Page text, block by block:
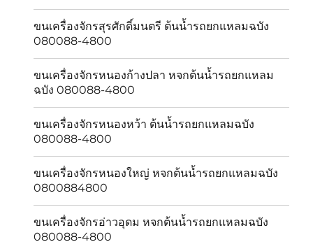
ขนเครื่องจักรสุรศักดิ์มนตรี ต้นน้ำรถยกแหลมฉบัง
080088-4800
ขนเครื่องจักรหนองก้างปลา หจกต้นน้ำรถยกแหลม
ฉบัง 080088-4800
ขนเครื่องจักรหนองหว้า ต้นน้ำรถยกแหลมฉบัง
080088-4800
ขนเครื่องจักรหนองใหญ่ หจกต้นน้ำรถยกแหลมฉบัง
0800884800
ขนเครื่องจักรอ่าวอุดม หจกต้นน้ำรถยกแหลมฉบัง
080088-4800